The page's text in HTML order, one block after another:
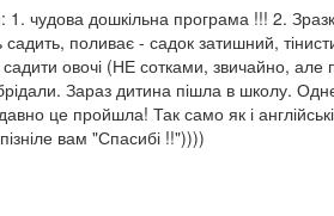
чудова дошкільна програма !!! 2.
поливає - садок затишний,
овочі (НЕ сотками, звичайно, але
Зараз дитина пішла в школу.
це пройшла! Так само як і англійські
вам "Спасибі !!"))))